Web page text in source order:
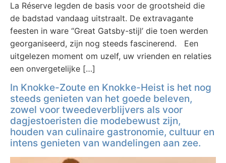
La Réserve legden de basis voor de grootsheid die
de badstad vandaag uitstraalt. De extravagante
feesten in ware “Great Gatsby-stijl’ die toen werden
georganiseerd, zijn nog steeds fascinerend. Een
uitgelezen moment om uzelf, uw vrienden en relaties
een onvergetelijke […]
In Knokke-Zoute en Knokke-Heist is het nog
steeds genieten van het goede beleven,
zowel voor tweedeverblijvers als voor
dagjestoeristen die modebewust zijn,
houden van culinaire gastronomie, cultuur en
intens genieten van wandelingen aan zee.